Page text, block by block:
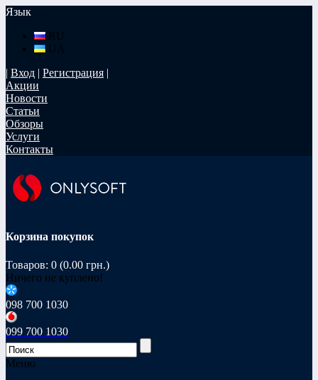
Язык
RU
UA
| Вход | Регистрация |
Акции
Новости
Статьи
Обзоры
Услуги
Контакты
Корзина покупок
Товаров: 0 (0.00 грн.)
Ничего не куплено!
098 700 1030
099 700 1030
Меню